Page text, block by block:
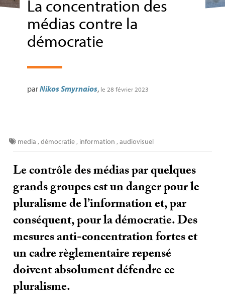
La concentration des
médias contre la
démocratie
parNikos Smyrnaios, le 28 février 2023
media ,démocratie, information ,audiovisuel
Le contrôle des médias par quelques
grands groupes est un danger pour le
pluralisme de l’information et, par
conséquent, pour la démocratie. Des
mesures anti-concentration fortes et
un cadre règlementaire repensé
doivent absolument défendre ce
pluralisme.